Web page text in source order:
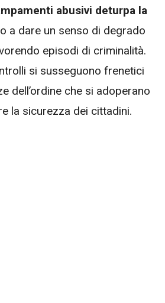
abusivi deturpa la
a dare un senso di degrado
episodi di criminalità.
si susseguono frenetici
dell’ordine che si adoperano
la sicurezza dei cittadini.